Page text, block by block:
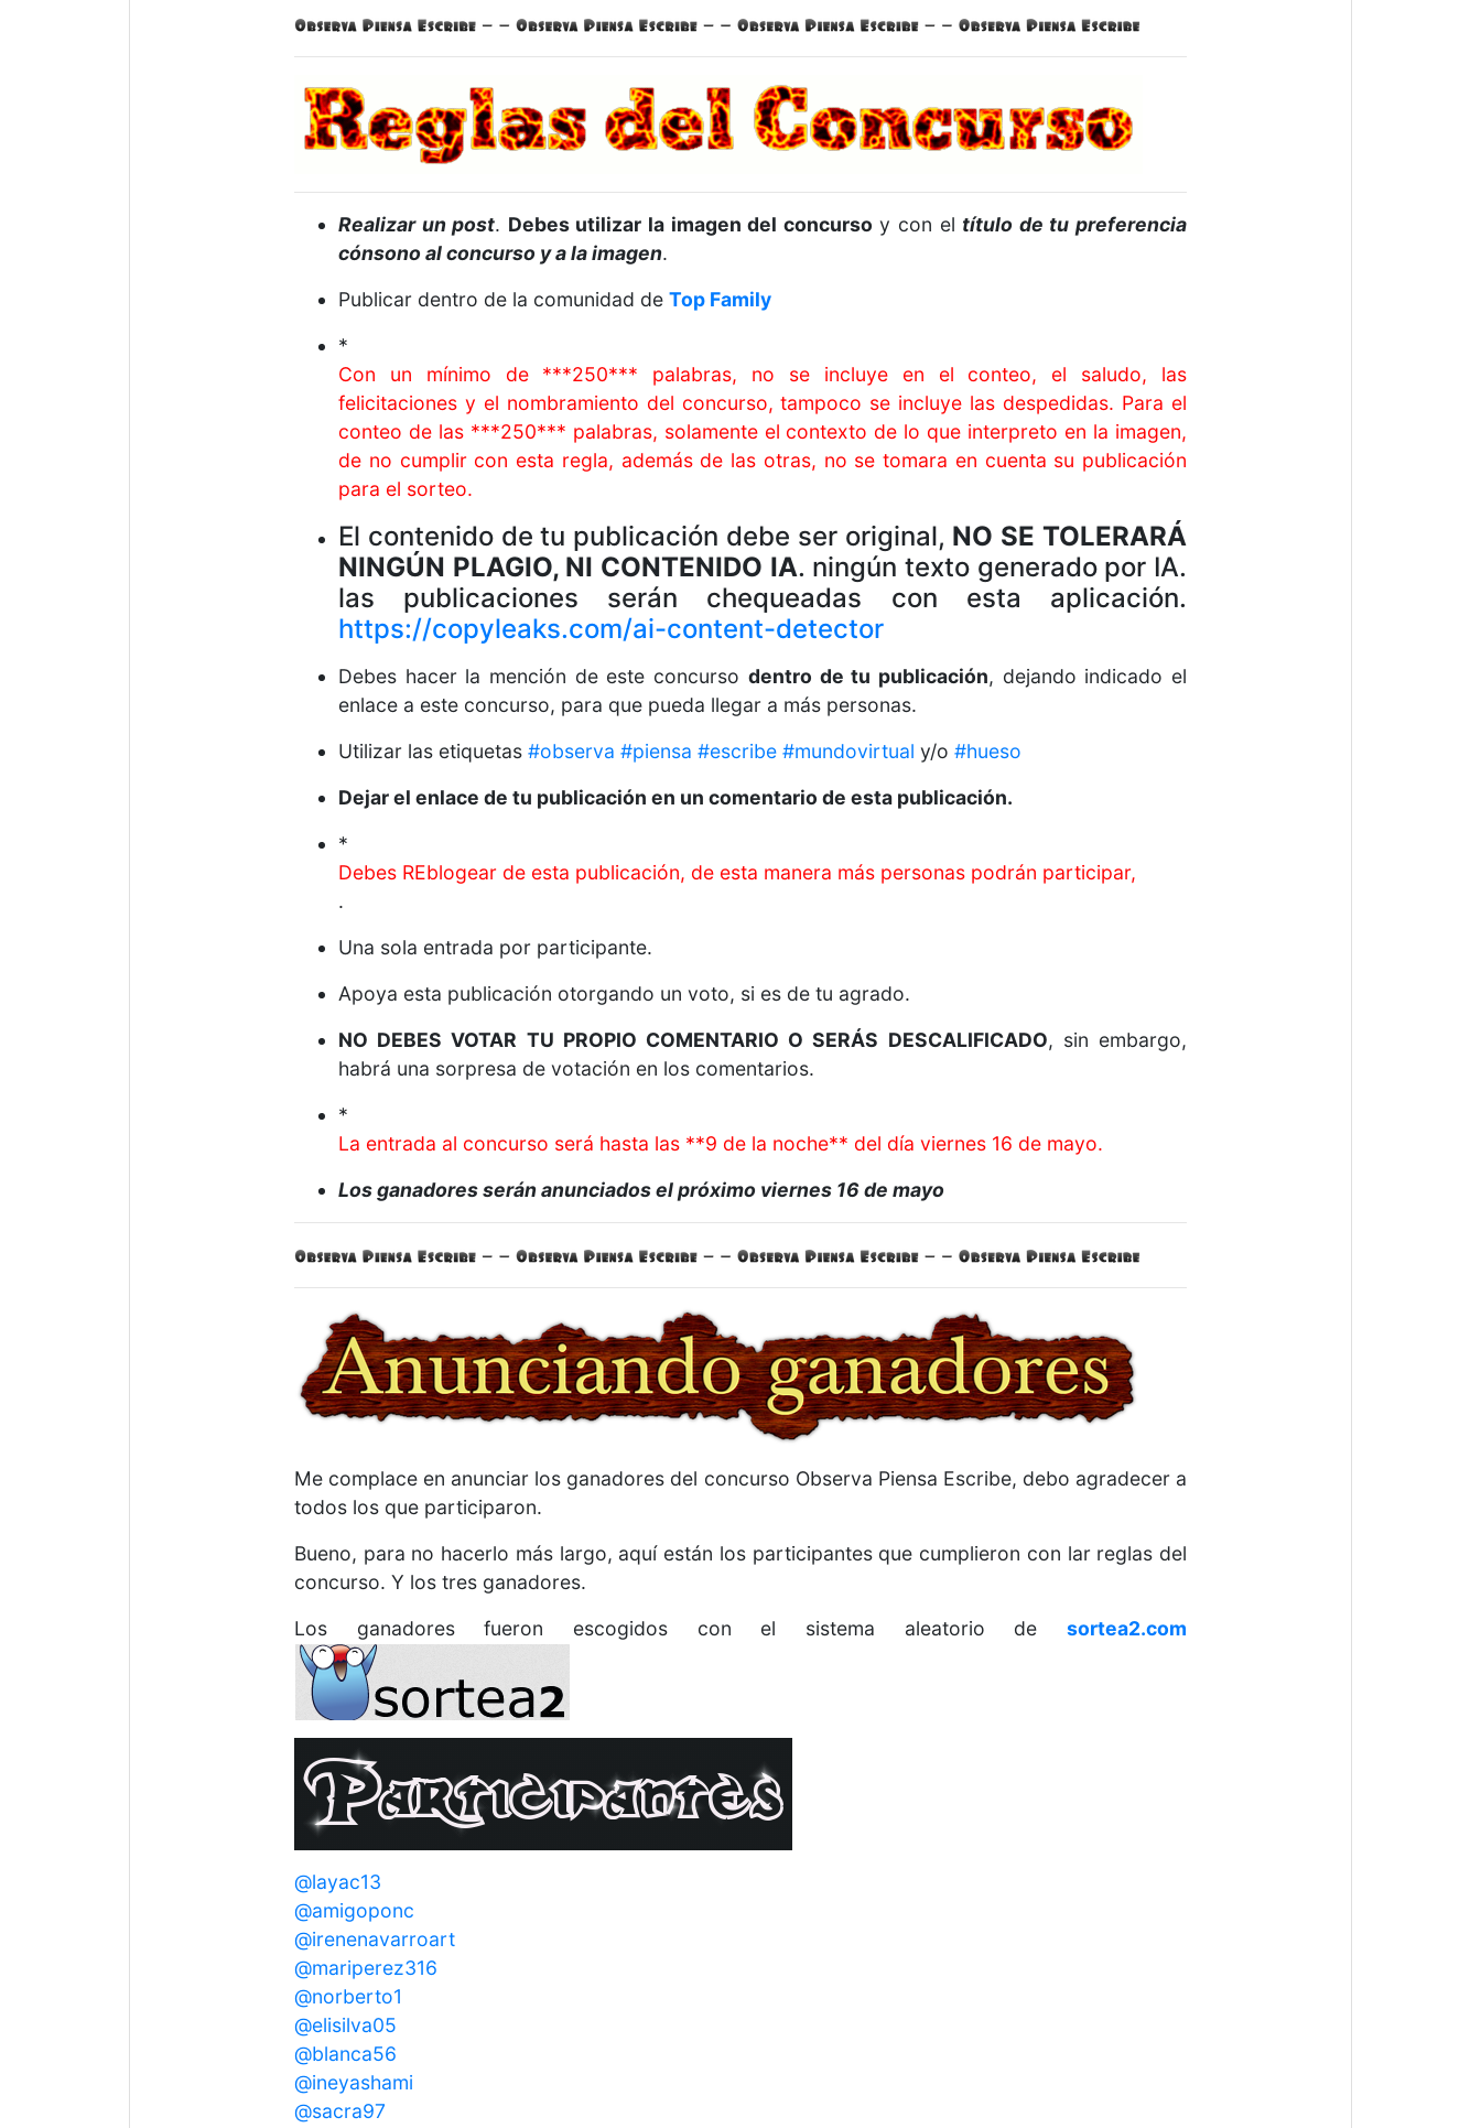
Realizar un post. Debes utilizar la imagen del concurso y con el título de tu preferencia
cónsono al concurso y a la imagen.
Publicar dentro de la comunidad de Top Family
*
Con un mínimo de ***250*** palabras, no se incluye en el conteo, el saludo, las
felicitaciones y el nombramiento del concurso, tampoco se incluye las despedidas. Para el
conteo de las ***250*** palabras, solamente el contexto de lo que interpreto en la imagen,
de no cumplir con esta regla, además de las otras, no se tomara en cuenta su publicación
para el sorteo.
El contenido de tu publicación debe ser original, NO SE TOLERARÁ
NINGÚN PLAGIO, NI CONTENIDO IA. ningún texto generado por IA.
las publicaciones serán chequeadas con esta aplicación.
https://copyleaks.com/ai-content-detector
Debes hacer la mención de este concurso dentro de tu publicación, dejando indicado el
enlace a este concurso, para que pueda llegar a más personas.
Utilizar las etiquetas #observa #piensa #escribe #mundovirtual y/o #hueso
Dejar el enlace de tu publicación en un comentario de esta publicación.
*
Debes REblogear de esta publicación, de esta manera más personas podrán participar,
.
Una sola entrada por participante.
Apoya esta publicación otorgando un voto, si es de tu agrado.
NO DEBES VOTAR TU PROPIO COMENTARIO O SERÁS DESCALIFICADO, sin embargo,
habrá una sorpresa de votación en los comentarios.
*
La entrada al concurso será hasta las **9 de la noche** del día viernes 16 de mayo.
Los ganadores serán anunciados el próximo viernes 16 de mayo
Me complace en anunciar los ganadores del concurso Observa Piensa Escribe, debo agradecer a
todos los que participaron.
Bueno, para no hacerlo más largo, aquí están los participantes que cumplieron con lar reglas del
concurso. Y los tres ganadores.
Los ganadores fueron escogidos con el sistema aleatorio de sortea2.com
@layac13
@amigoponc
@irenenavarroart
@mariperez316
@norberto1
@elisilva05
@blanca56
@ineyashami
@sacra97